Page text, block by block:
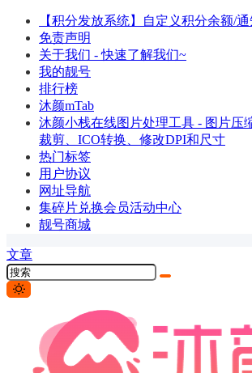
【积分发放系统】自定义积分余额/
免责声明
关于我们 - 快速了解我们~
我的靓号
排行榜
沐颜mTab
沐颜小栈在线图片处理工具 - 图片压
裁剪、ICO转换、修改DPI和尺寸
热门标签
用户协议
网址导航
集碎片兑换会员活动中心
靓号商城
文章